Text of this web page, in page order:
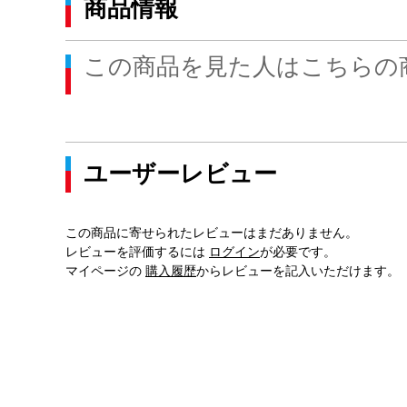
商品情報
この商品を見た人はこちら
ユーザーレビュー
この商品に寄せられたレビューはまだありません。
レビューを評価するには ログインが必要です。
マイページの 購入履歴からレビューを記入いただけます。